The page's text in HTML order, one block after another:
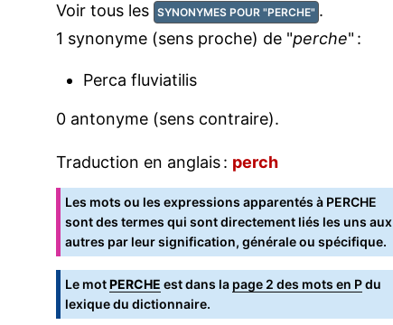
Voir tous les SYNONYMES POUR "PERCHE" .
1 synonyme (sens proche) de "perche" :
Perca fluviatilis
0 antonyme (sens contraire).
Traduction en anglais : perch
Les mots ou les expressions apparentés à PERCHE
sont des termes qui sont directement liés les uns aux
autres par leur signification, générale ou spécifique.
Le motPERCHE est dans la page 2 des mots en Pdu
lexique du dictionnaire.